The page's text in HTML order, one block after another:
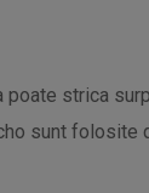
strica
sunt folosite